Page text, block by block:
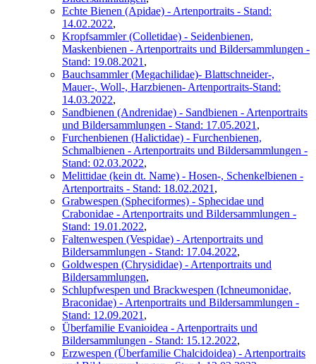
Echte Bienen (Apidae) - Artenportraits - Stand:
14.02.2022,
Kropfsammler (Colletidae) - Seidenbienen,
Maskenbienen - Artenportraits und Bildersammlungen -
Stand: 19.08.2021 ,
Bauchsammler (Megachilidae)- Blattschneider-,
Mauer-, Woll-, Harzbienen- Artenportraits-Stand:
14.03.2022,
Sandbienen (Andrenidae) - Sandbienen - Artenportraits
und Bildersammlungen - Stand: 17.05.2021 ,
Furchenbienen (Halictidae) - Furchenbienen,
Schmalbienen - Artenportraits und Bildersammlungen -
Stand: 02.03.2022,
Melittidae (kein dt. Name) - Hosen-, Schenkelbienen -
Artenportraits - Stand: 18.02.2021 ,
Grabwespen (Spheciformes) - Sphecidae und
Crabonidae - Artenportraits und Bildersammlungen -
Stand: 19.01.2022,
Faltenwespen (Vespidae) - Artenportraits und
Bildersammlungen - Stand: 17.04.2022,
Goldwespen (Chrysididae) - Artenportraits und
Bildersammlungen,
Schlupfwespen und Brackwespen (Ichneumonidae,
Braconidae) - Artenportraits und Bildersammlungen -
Stand: 12.09.2021 ,
Überfamilie Evanioidea - Artenportraits und
Bildersammlungen - Stand: 15.12.2022,
Erzwespen (Überfamilie Chalcidoidea) - Artenportraits